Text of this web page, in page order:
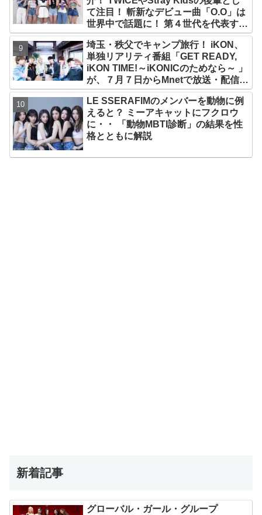
て注目！ 斬新なデビュー曲「O.O」は
世界中で話題に！ 第４世代を代表する
美女ソリュンをはじめ、全員ビジュア
ルメンバーといわれるその魅力をチェ
ック
埼玉・秩父でキャンプ旅行！ iKON、
単独リアリティ番組「GET READY,
iKON TIME!～iKONICのためなら～ 」
が、７月７日からMnetで放送・配信ス
タート
LE SSERAFIMのメンバーを動物に例
えると？ ミーアキャットにフクロウ
に・・ 「動物MBTI診断」の結果を性
格とともに解説
新着記事
グローバル・ガール・グループ